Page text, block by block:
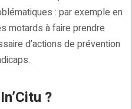
: par exemple en
motards à faire prendre
d’actions de prévention
?